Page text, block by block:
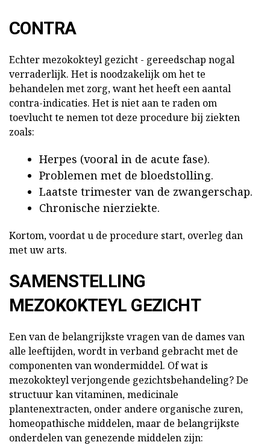
CONTRA
Echter mezokokteyl gezicht - gereedschap nogal
verraderlijk. Het is noodzakelijk om het te
behandelen met zorg, want het heeft een aantal
contra-indicaties. Het is niet aan te raden om
toevlucht te nemen tot deze procedure bij ziekten
zoals:
Herpes (vooral in de acute fase).
Problemen met de bloedstolling.
Laatste trimester van de zwangerschap.
Chronische nierziekte.
Kortom, voordat u de procedure start, overleg dan
met uw arts.
SAMENSTELLING
MEZOKOKTEYL GEZICHT
Een van de belangrijkste vragen van de dames van
alle leeftijden, wordt in verband gebracht met de
componenten van wondermiddel. Of wat is
mezokokteyl verjongende gezichtsbehandeling? De
structuur kan vitaminen, medicinale
plantenextracten, onder andere organische zuren,
homeopathische middelen, maar de belangrijkste
onderdelen van genezende middelen zijn: